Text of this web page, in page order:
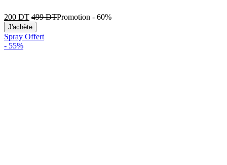
200 DT 499DTPromotion - 60%
J'achète
Spray Offert
- 55%